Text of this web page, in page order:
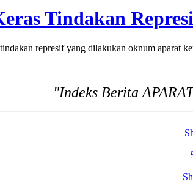
Tindakan
represif yang dilakukan oknum aparat
"Indeks Berita